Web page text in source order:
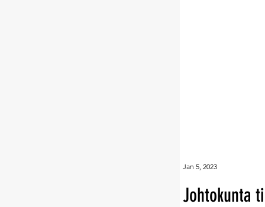
Johtokunta
Jan 5, 2023